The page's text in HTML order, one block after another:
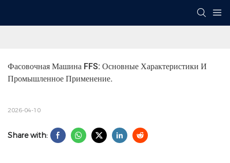
Фасовочная Машина FFS: Основные Характеристики И
Промышленное Применение.
2026-04-10
Share with: